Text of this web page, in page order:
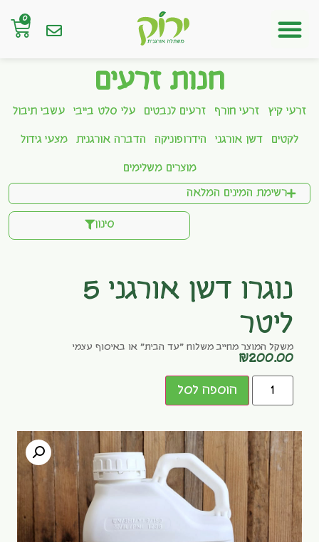
0
חנות זרעים
זרעי קיץ זרעי חורף זרעים לנבטים עלי סלט בייבי עשבי תיבול
לקטים דשן אורגני הידרופוניקה הדברה אורגנית מצעי גידול
מוצרים משלימים
רשימת המינים המלאה
סינון
נוגרו דשן אורגני 5
ליטר
משקל המוצר מחייב משלוח "עד הבית" או באיסוף עצמי
₪200.00
הוספה לסל